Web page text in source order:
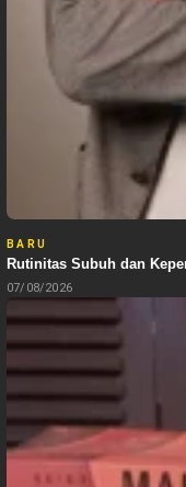
BARU
Rutinitas Subuh dan
07/08/2026